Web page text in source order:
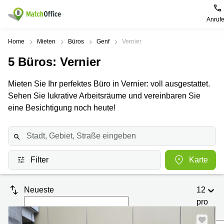
Mieten / Vermieten
Produktseiten
Büro
Business
Center
Virtuelle
Büros
Besprechungsräume
Beliebte
Coworking
Zürich
Zug
Coworking
Basel
Coworking
Lugano
Beliebte
Leutschenbachstrasse
95 Zürich
1 Zürich
Bahnhofstrasse
10 Zürich
Bahnhofstrasse
41 Zürich
Hilfe
Über uns
Preis
Anmelden
Sprache wählen
French
Home Mieten Büros Genf Vernier
5 Büros: Vernier
Mieten Sie Ihr perfektes Büro in Vernier: voll ausgestattet.
Sehen Sie lukrative Arbeitsräume und vereinbaren Sie
eine Besichtigung noch heute!
Filter Karte
Neueste
12
pro
Seite